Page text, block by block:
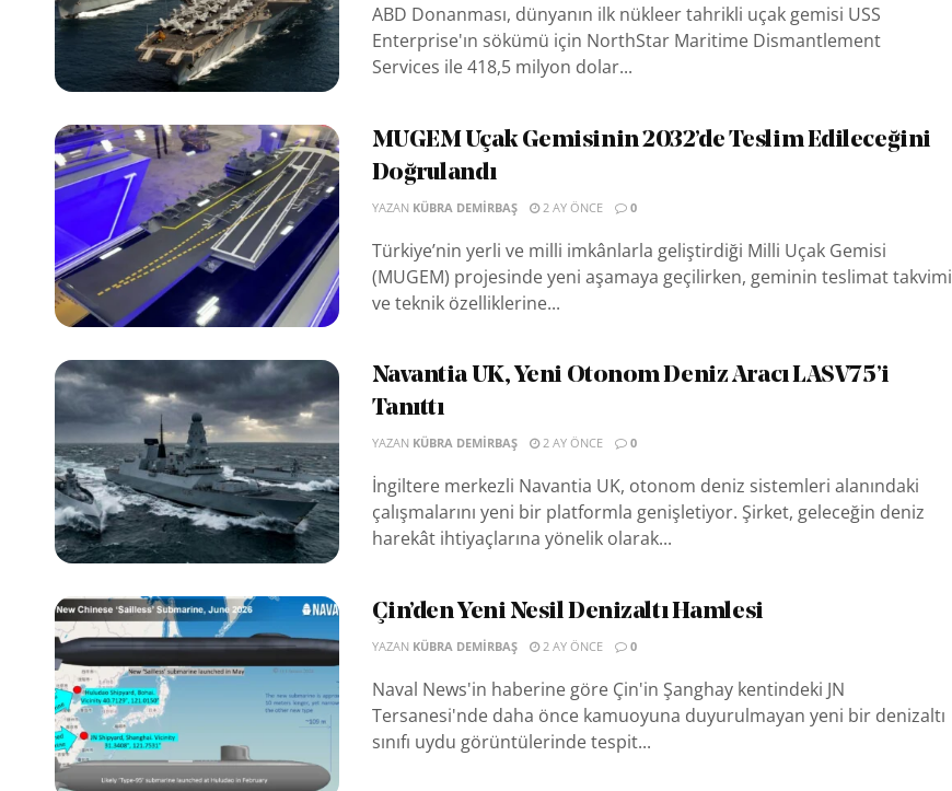
ABD Donanması, dünyanın ilk nükleer tahrikli uçak gemisi USS
Enterprise'ın sökümü için NorthStar Maritime Dismantlement
Services ile 418,5 milyon dolar...
MUGEM Uçak Gemisinin 2032’de Teslim Edileceğini
Doğrulandı
YAZAN KÜBRA DEMIRBAŞ 2 AY ÖNCE 0
Türkiye’nin yerli ve milli imkânlarla geliştirdiği Milli Uçak Gemisi
(MUGEM) projesinde yeni aşamaya geçilirken, geminin teslimat takvimi
ve teknik özelliklerine...
Navantia UK, Yeni Otonom Deniz Aracı LASV75’i
Tanıttı
YAZAN KÜBRA DEMIRBAŞ 2 AY ÖNCE 0
İngiltere merkezli Navantia UK, otonom deniz sistemleri alanındaki
çalışmalarını yeni bir platformla genişletiyor. Şirket, geleceğin deniz
harekât ihtiyaçlarına yönelik olarak...
Çin’den Yeni Nesil Denizaltı Hamlesi
YAZAN KÜBRA DEMIRBAŞ 2 AY ÖNCE 0
Naval News'in haberine göre Çin'in Şanghay kentindeki JN
Tersanesi'nde daha önce kamuoyuna duyurulmayan yeni bir denizaltı
sınıfı uydu görüntülerinde tespit...